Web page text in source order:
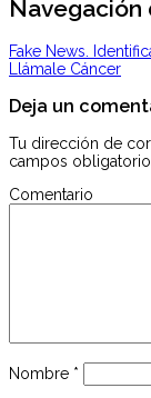
Navegación
Fake News.
Llámale Cáncer
Deja un
Tu dirección de
campos
Comentario
Nombre *